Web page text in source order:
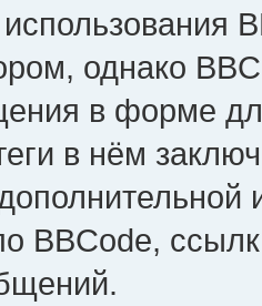
однако
в форме
в нём
BBCode,